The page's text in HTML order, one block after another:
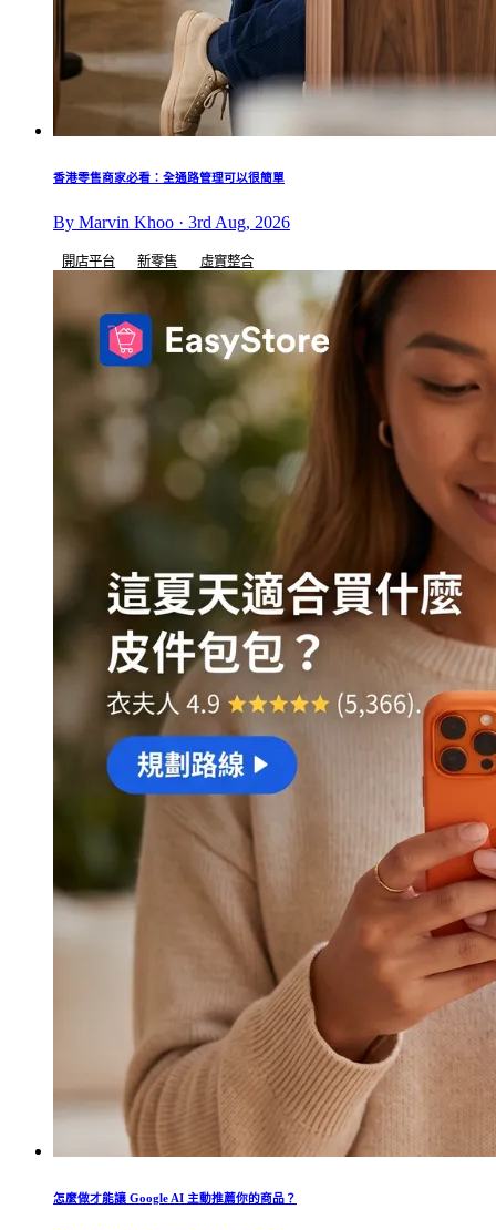
香港零售商家必看：全通路管理可以很簡單
By Marvin Khoo · 3rd Aug, 2026
開店平台 新零售 虛實整合
怎麼做才能讓 Google AI 主動推薦你的商品？